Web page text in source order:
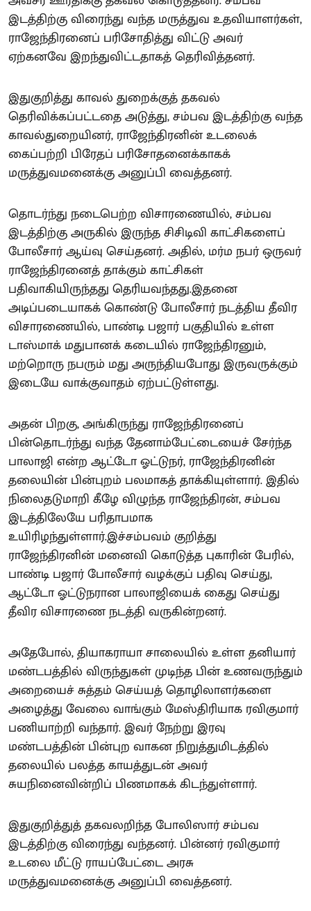
இடத்திற்கு விரைந்து வந்த மருத்துவ உதவியாளர்கள்,
ராஜேந்திரனைப் பரிசோதித்து விட்டு அவர்
ஏற்கனவே இறந்துவிட்டதாகத் தெரிவித்தனர்.
இதுகுறித்து காவல் துறைக்குத் தகவல்
தெரிவிக்கப்பட்டதை அடுத்து, சம்பவ இடத்திற்கு வந்த
காவல்துறையினர், ராஜேந்திரனின் உடலைக்
கைப்பற்றி பிரேதப் பரிசோதனைக்காகக்
மருத்துவமனைக்கு அனுப்பி வைத்தனர்.
தொடர்ந்து நடைபெற்ற விசாரணையில், சம்பவ
இடத்திற்கு அருகில் இருந்த சிசிடிவி காட்சிகளைப்
போலீசார் ஆய்வு செய்தனர். அதில், மர்ம நபர் ஒருவர்
ராஜேந்திரனைத் தாக்கும் காட்சிகள்
பதிவாகியிருந்தது தெரியவந்தது.இதனை
அடிப்படையாகக் கொண்டு போலீசார் நடத்திய தீவிர
விசாரணையில், பாண்டி பஜார் பகுதியில் உள்ள
டாஸ்மாக் மதுபானக் கடையில் ராஜேந்திரனும்,
மற்றொரு நபரும் மது அருந்தியபோது இருவருக்கும்
இடையே வாக்குவாதம் ஏற்பட்டுள்ளது.
அதன் பிறகு, அங்கிருந்து ராஜேந்திரனைப்
பின்தொடர்ந்து வந்த தேனாம்பேட்டையைச் சேர்ந்த
பாலாஜி என்ற ஆட்டோ ஓட்டுநர், ராஜேந்திரனின்
தலையின் பின்புறம் பலமாகத் தாக்கியுள்ளார். இதில்
நிலைதடுமாறி கீழே விழுந்த ராஜேந்திரன், சம்பவ
இடத்திலேயே பரிதாபமாக
உயிரிழந்துள்ளார்.இச்சம்பவம் குறித்து
ராஜேந்திரனின் மனைவி கொடுத்த புகாரின் பேரில்,
பாண்டி பஜார் போலீசார் வழக்குப் பதிவு செய்து,
ஆட்டோ ஓட்டுநரான பாலாஜியைக் கைது செய்து
தீவிர விசாரணை நடத்தி வருகின்றனர்.
அதேபோல், தியாகராயா சாலையில் உள்ள தனியார்
மண்டபத்தில் விருந்துகள் முடிந்த பின் உணவருந்தும்
அறையைச் சுத்தம் செய்யத் தொழிலாளர்களை
அழைத்து வேலை வாங்கும் மேஸ்திரியாக ரவிகுமார்
பணியாற்றி வந்தார். இவர் நேற்று இரவு
மண்டபத்தின் பின்புற வாகன நிறுத்துமிடத்தில்
தலையில் பலத்த காயத்துடன் அவர்
சுயநினைவின்றிப் பிணமாகக் கிடந்துள்ளார்.
இதுகுறித்துத் தகவலறிந்த போலிஸார் சம்பவ
இடத்திற்கு விரைந்து வந்தனர். பின்னர் ரவிகுமார்
உடலை மீட்டு ராயப்பேட்டை அரசு
மருத்துவமனைக்கு அனுப்பி வைத்தனர்.